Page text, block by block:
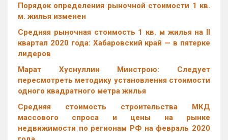
Порядок определения рыночной стоимости 1 кв.
м. жилья изменен
Средняя рыночная стоимость 1 кв. м жилья на II
квартал 2020 года: Хабаровский край — в пятерке
лидеров
Марат Хуснуллин Минстрою: Следует
пересмотреть методику установления стоимости
одного квадратного метра жилья
Средняя стоимость строительства МКД
массового спроса и цены на рынке
недвижимости по регионам РФ на февраль 2020